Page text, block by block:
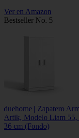
Ver en Amazon
Bestseller No. 5
duehome | Zapatero
Artik, Modelo Liam 55,
36 cm (Fondo)